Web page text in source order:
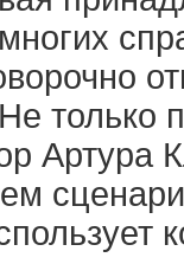
только
Артура